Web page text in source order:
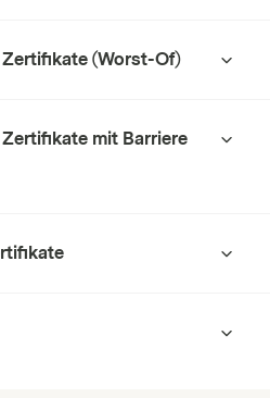
(Worst-Of)
mit Barriere